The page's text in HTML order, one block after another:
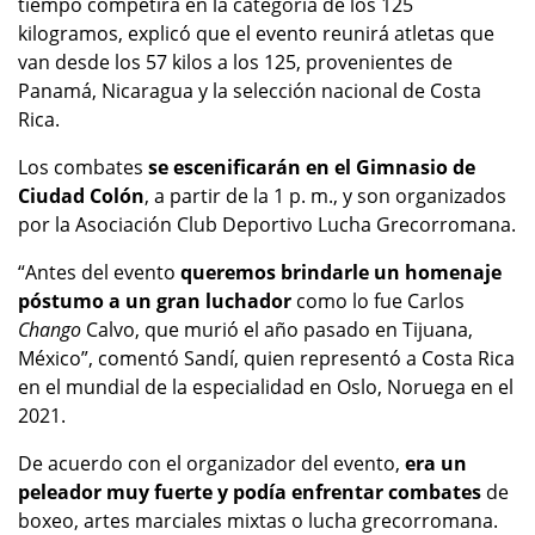
kilogramos, explicó que el evento reunirá atletas que
van desde los 57 kilos a los 125, provenientes de
Panamá, Nicaragua y la selección nacional de Costa
Rica.
Los combates se escenificarán en el Gimnasio de
Ciudad Colón, a partir de la 1 p. m., y son organizados
por la Asociación Club Deportivo Lucha Grecorromana.
“Antes del evento queremos brindarle un homenaje
póstumo a un gran luchador como lo fue Carlos
Chango Calvo, que murió el año pasado en Tijuana,
México”, comentó Sandí, quien representó a Costa Rica
en el mundial de la especialidad en Oslo, Noruega en el
2021.
De acuerdo con el organizador del evento, era un
peleador muy fuerte y podía enfrentar combates de
boxeo, artes marciales mixtas o lucha grecorromana.